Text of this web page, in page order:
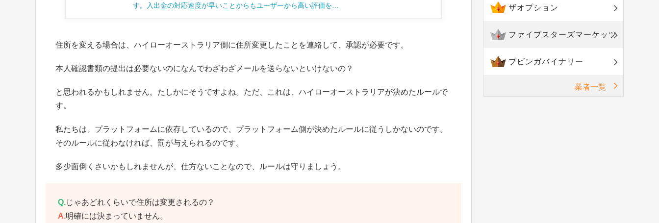
す。入出金の対応速度が早いことからもユーザーから高い評価を…
住所を変える場合は、ハイローオーストラリア側に住所変更したことを連絡して、承認が必要です。
本人確認書類の提出は必要ないのになんでわざわざメールを送らないといけないの？
と思われるかもしれません。たしかにそうですよね。ただ、これは、ハイローオーストラリアが決めたルールで
す。
私たちは、プラットフォームに依存しているので、プラットフォーム側が決めたルールに従うしかないのです。
そのルールに従わなければ、罰が与えられるのです。
多少面倒くさいかもしれませんが、仕方ないことなので、ルールは守りましょう。
Q.じゃあどれくらいで住所は変更されるの？
A.明確には決まっていません。
ザオプション
ファイブスターズマーケッツ
ブビンガバイナリー
業者一覧